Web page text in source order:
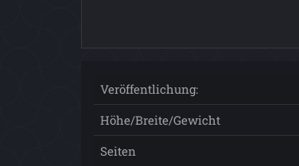
Veröffentlichung:
Höhe/Breite/Gewicht
Seiten